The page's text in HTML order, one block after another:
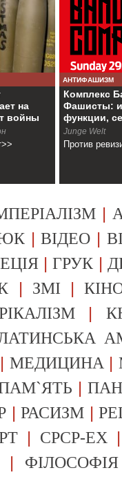
на
войны
АНТИФАШИЗМ
Комплекс
Фашисты:
функции,
Junge Welt
Против
|
|ВІДЕО |
|ГРУК |
| ЗМІ |
|
| МЕДИЦИНА |
|
|РАСИЗМ |
| СРСР-EX
| ФІЛОСОФІЯ